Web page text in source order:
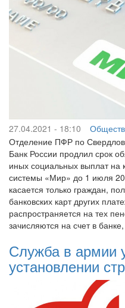
27.04.2021 - 18:10
Отделение ПФР по
Банк России продлил срок
иных социальных выплат на
системы «Мир» до 1 июля
касается только граждан,
банковских карт других
распространяется на тех
зачисляются на счет в
Служба в армии
установлении